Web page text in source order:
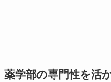
薬学部の専門性を活